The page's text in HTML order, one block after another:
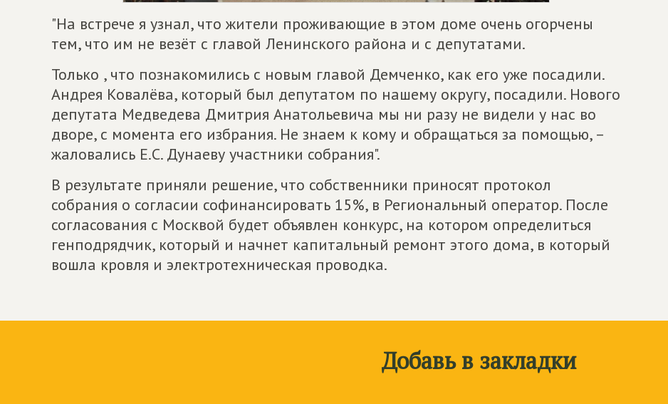
"На встрече я узнал, что жители проживающие в этом доме очень огорчены
тем, что им не везёт с главой Ленинского района и с депутатами.
Только , что познакомились с новым главой Демченко, как его уже посадили.
Андрея Ковалёва, который был депутатом по нашему округу, посадили. Нового
депутата Медведева Дмитрия Анатольевича мы ни разу не видели у нас во
дворе, с момента его избрания. Не знаем к кому и обращаться за помощью, –
жаловались Е.С. Дунаеву участники собрания".
В результате приняли решение, что собственники приносят протокол
собрания о согласии софинансировать 15%, в Региональный оператор. После
согласования с Москвой будет объявлен конкурс, на котором определиться
генподрядчик, который и начнет капитальный ремонт этого дома, в который
вошла кровля и электротехническая проводка.
Добавь в закладки